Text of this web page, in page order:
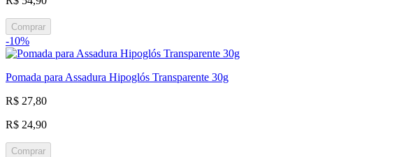
Comprar
-10%
Pomada para Assadura Hipoglós Transparente 30g
R$ 27,80
R$ 24,90
Comprar